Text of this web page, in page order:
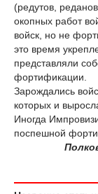
(редутов,
окопных работ
войск, но не
это время
представляли
фортификации.
Зарождались
которых и
Иногда
поспешной